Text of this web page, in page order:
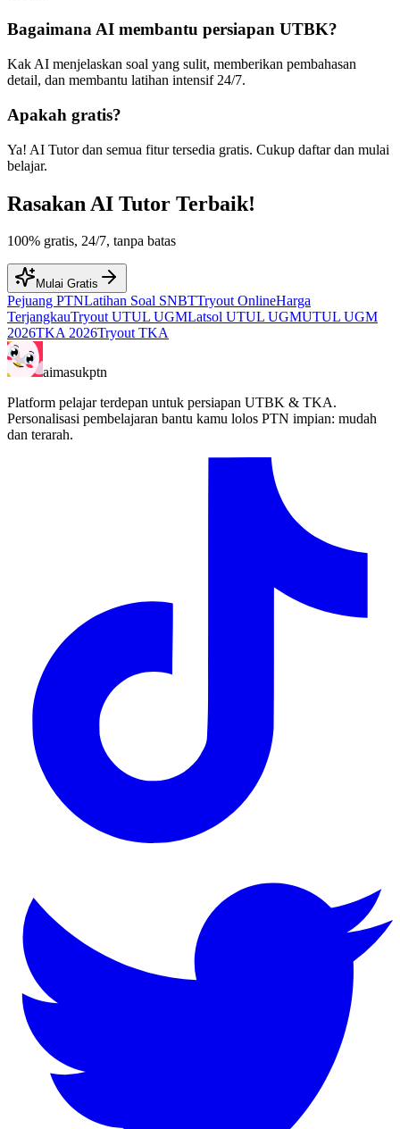
Bagaimana AI membantu persiapan UTBK?
Kak AI menjelaskan soal yang sulit, memberikan pembahasan
detail, dan membantu latihan intensif 24/7.
Apakah gratis?
Ya! AI Tutor dan semua fitur tersedia gratis. Cukup daftar dan mulai
belajar.
Rasakan AI Tutor Terbaik!
100% gratis, 24/7, tanpa batas
Mulai Gratis
Pejuang PTNLatihan Soal SNBTTryout OnlineHarga
TerjangkauTryout UTUL UGMLatsol UTUL UGMUTUL UGM
2026TKA 2026Tryout TKA
aimasukptn
Platform pelajar terdepan untuk persiapan UTBK & TKA.
Personalisasi pembelajaran bantu kamu lolos PTN impian: mudah
dan terarah.